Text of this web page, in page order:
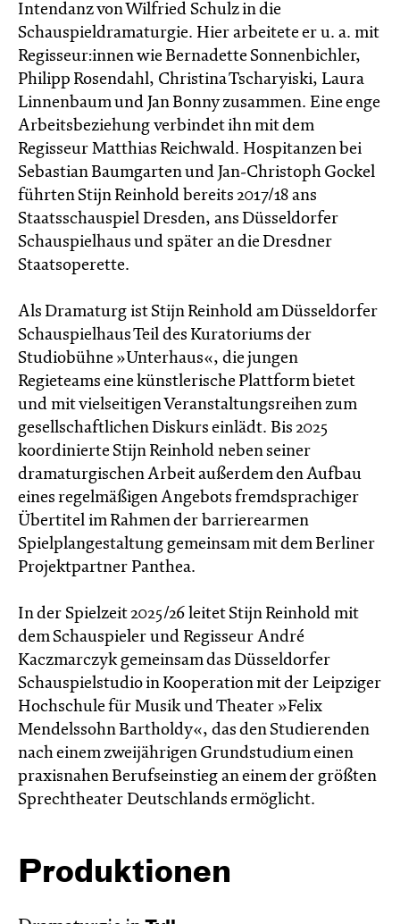
Intendanz von Wilfried Schulz in die
Schauspieldramaturgie. Hier arbeitete er u. a. mit
Regisseur:innen wie Bernadette Sonnenbichler,
Philipp Rosendahl, Christina Tscharyiski, Laura
Linnenbaum und Jan Bonny zusammen. Eine enge
Arbeitsbeziehung verbindet ihn mit dem
Regisseur Matthias Reichwald. Hospitanzen bei
Sebastian Baumgarten und Jan-Christoph Gockel
führten Stijn Reinhold bereits 2017/18 ans
Staatsschauspiel Dresden, ans Düsseldorfer
Schauspielhaus und später an die Dresdner
Staatsoperette.
Als Dramaturg ist Stijn Reinhold am Düsseldorfer
Schauspielhaus Teil des Kuratoriums der
Studiobühne »Unterhaus«, die jungen
Regieteams eine künstlerische Plattform bietet
und mit vielseitigen Veranstaltungsreihen zum
gesellschaftlichen Diskurs einlädt. Bis 2025
koordinierte Stijn Reinhold neben seiner
dramaturgischen Arbeit außerdem den Aufbau
eines regelmäßigen Angebots fremdsprachiger
Übertitel im Rahmen der barrierearmen
Spielplangestaltung gemeinsam mit dem Berliner
Projektpartner Panthea.
In der Spielzeit 2025/26 leitet Stijn Reinhold mit
dem Schauspieler und Regisseur André
Kaczmarczyk gemeinsam das Düsseldorfer
Schauspielstudio in Kooperation mit der Leipziger
Hochschule für Musik und Theater »Felix
Mendelssohn Bartholdy«, das den Studierenden
nach einem zweijährigen Grundstudium einen
praxisnahen Berufseinstieg an einem der größten
Sprechtheater Deutschlands ermöglicht.
Produktionen